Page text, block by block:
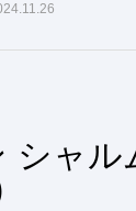
シャル